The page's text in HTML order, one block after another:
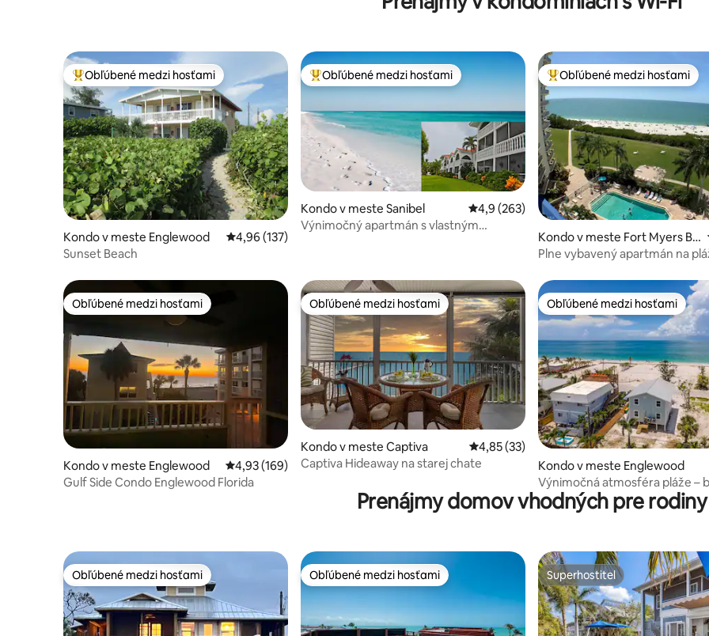
Najobľúbenejšie medzi hosťami
Obľúbené medzi hosťami
Kondo v meste Englewood Priemerné ohodnotenie 4,96 z 5, počet hodnotení: 137
4,96 (137)
Sunset Beach
Najobľúbenejšie medzi hosťami
Obľúbené medzi hosťami
Kondo v meste Sanibel Priemerné ohodnotenie 4,9 z 5, počet
4,9 (263)
Výnimočný apartmán s vlastným
Najobľúbenejšie medzi hosťami
Obľúbené medzi hosťami
Kondo v meste Fort Myers Be
ach
Plne vybavený apartmán na
Obľúbené medzi hosťami
Obľúbené medzi hosťami
Kondo v meste Englewood Priemerné ohodnotenie 4,93 z 5, počet hodnotení: 169
4,93 (169)
Gulf Side Condo Englewood Florida
Obľúbené medzi hosťami
Obľúbené medzi hosťami
Kondo v meste Captiva Priemerné ohodnotenie 4,85 z 5, počet
4,85 (33)
Captiva Hideaway na starej chate
Obľúbené medzi hosťami
Obľúbené medzi hosťami
Kondo v meste Englewood
Výnimočná atmosféra pláže –
pláž, výhľady
Prenájmy domov vhodných pre rodiny
Obľúbené medzi hosťami
Obľúbené medzi hosťami Obľúbené medzi hosťami
Obľúbené medzi hosťami Superhostiteľ
Superhostiteľ